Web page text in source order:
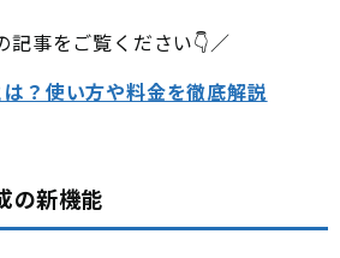
記事をご覧ください👇／
？使い方や料金を徹底解説
の新機能